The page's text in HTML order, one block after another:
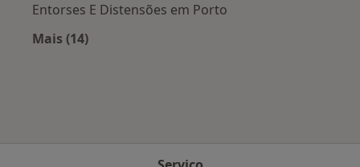
Entorses E Distensões em Porto
Mais (14)